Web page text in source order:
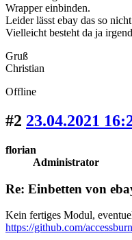
Wrapper einbinden.
Leider lässt ebay das so
Vielleicht besteht da ja
Gruß
Christian
Offline
#2 23.04.2021
florian
Administrator
Re: Einbetten von
Kein fertiges Modul,
https://github.com/